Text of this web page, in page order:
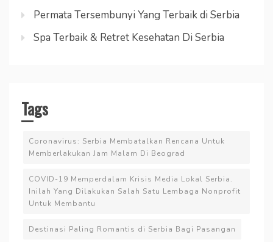
Permata Tersembunyi Yang Terbaik di Serbia
Spa Terbaik & Retret Kesehatan Di Serbia
Tags
Coronavirus: Serbia Membatalkan Rencana Untuk
Memberlakukan Jam Malam Di Beograd
COVID-19 Memperdalam Krisis Media Lokal Serbia.
Inilah Yang Dilakukan Salah Satu Lembaga Nonprofit
Untuk Membantu
Destinasi Paling Romantis di Serbia Bagi Pasangan